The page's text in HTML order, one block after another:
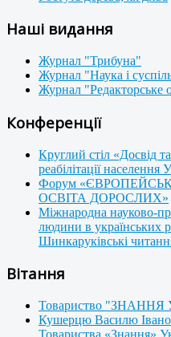
Наші видання
Журнал "Трибуна"
Журнал "Наука і
Журнал "Редакторське
Конференції
Круглий стіл «Досвід
реабілітації населення
Форум
ОСВІТА ДОРОСЛИХ»
Міжнародна науково-
людини в українських
Шинкаруківські
Вітання
Товариство
Кушерцю Василю
Товариства «Знання»